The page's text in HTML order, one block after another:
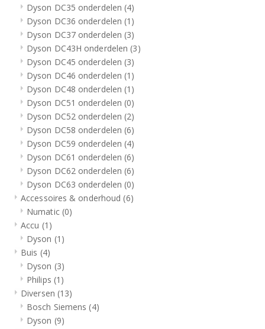
Dyson DC35 onderdelen (4)
Dyson DC36 onderdelen (1)
Dyson DC37 onderdelen (3)
Dyson DC43H onderdelen (3)
Dyson DC45 onderdelen (3)
Dyson DC46 onderdelen (1)
Dyson DC48 onderdelen (1)
Dyson DC51 onderdelen (0)
Dyson DC52 onderdelen (2)
Dyson DC58 onderdelen (6)
Dyson DC59 onderdelen (4)
Dyson DC61 onderdelen (6)
Dyson DC62 onderdelen (6)
Dyson DC63 onderdelen (0)
Accessoires & onderhoud (6)
Numatic (0)
Accu (1)
Dyson (1)
Buis (4)
Dyson (3)
Philips (1)
Diversen (13)
Bosch Siemens (4)
Dyson (9)